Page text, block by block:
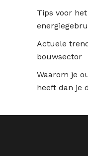
Tips voor
Actuele
bouwsector
Waarom je
heeft dan je